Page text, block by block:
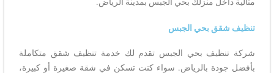
تنظيف شقق بحي الجبس
شركة تنظيف بحي الجبس تقدم لك خدمة تنظيف شقق متكاملة
بأفضل جودة بالرياض. سواء كنت تسكن في شقة صغيرة أو كبيرة،